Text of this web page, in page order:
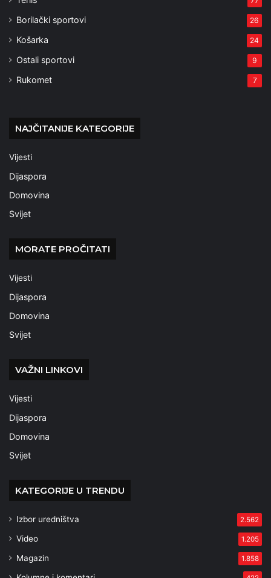
Borilački sportovi 26
Košarka 24
Ostali sportovi 9
Rukomet 7
NAJČITANIJE KATEGORIJE
Vijesti
Dijaspora
Domovina
Svijet
MORATE PROČITATI
Vijesti
Dijaspora
Domovina
Svijet
VAŽNI LINKOVI
Vijesti
Dijaspora
Domovina
Svijet
KATEGORIJE U TRENDU
Izbor uredništva 2.562
Video 1.205
Magazin 1.858